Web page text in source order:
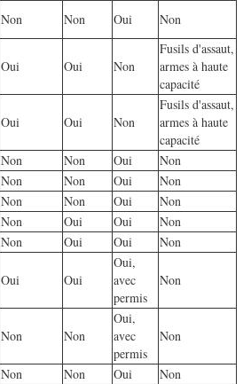
Non Non Oui Non
Oui Oui Non
Fusils d'assaut,
armes à haute
capacité
Oui Oui Non
Fusils d'assaut,
armes à haute
capacité
Non Non Oui
Non
Non Non Oui
Non
Non Non Oui
Non
Non Oui Oui
Non
Non Oui Oui Non
Oui Oui
Oui,
avec
permis
Non
Non Non
Oui,
avec
permis
Non
Non Non Oui
Non